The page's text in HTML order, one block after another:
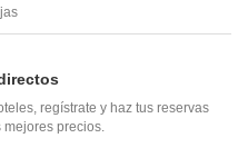
regístrate y haz tus reservas
mejores precios.